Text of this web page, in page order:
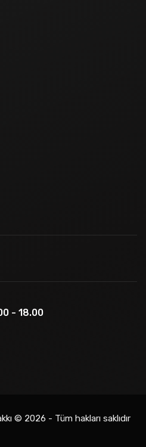
- 18.00
© 2026 - Tüm hakları saklıdır